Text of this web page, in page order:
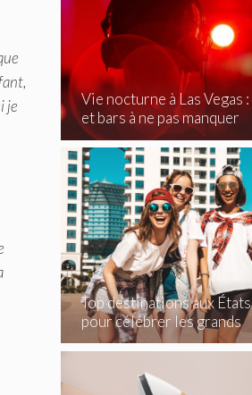
je
Vie nocturne à Las Vegas
et bars à ne pas manquer
Top destinations aux
pour célébrer les grands
événements